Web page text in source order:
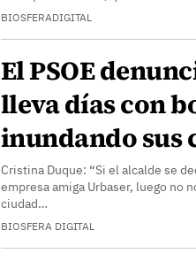
BIOSFERADIGITAL
El PSOE
lleva días con
inundando sus
Cristina Duque: “Si el alcalde se
empresa amiga Urbaser, luego no
ciudad…
BIOSFERA DIGITAL